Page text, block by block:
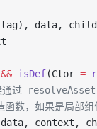
data,
&& isDef(Ctor =
过
数，如果是局部
context,